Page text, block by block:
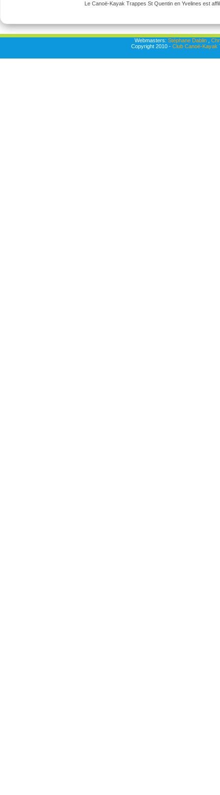
Le Canoë-Kayak Trappes St Quentin en Yvelines est
Webmasters: Stéphane Dablin,
Copyright 2010 - Club Canoë-Kayak